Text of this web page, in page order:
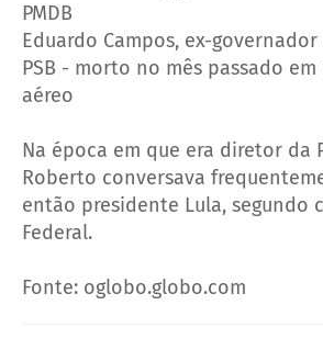
PMDB
Eduardo Campos, ex-
PSB - morto no mês passado
aéreo
Na época em que era diretor da
Roberto conversava
então presidente Lula, segundo
Federal.
Fonte: oglobo.globo.com